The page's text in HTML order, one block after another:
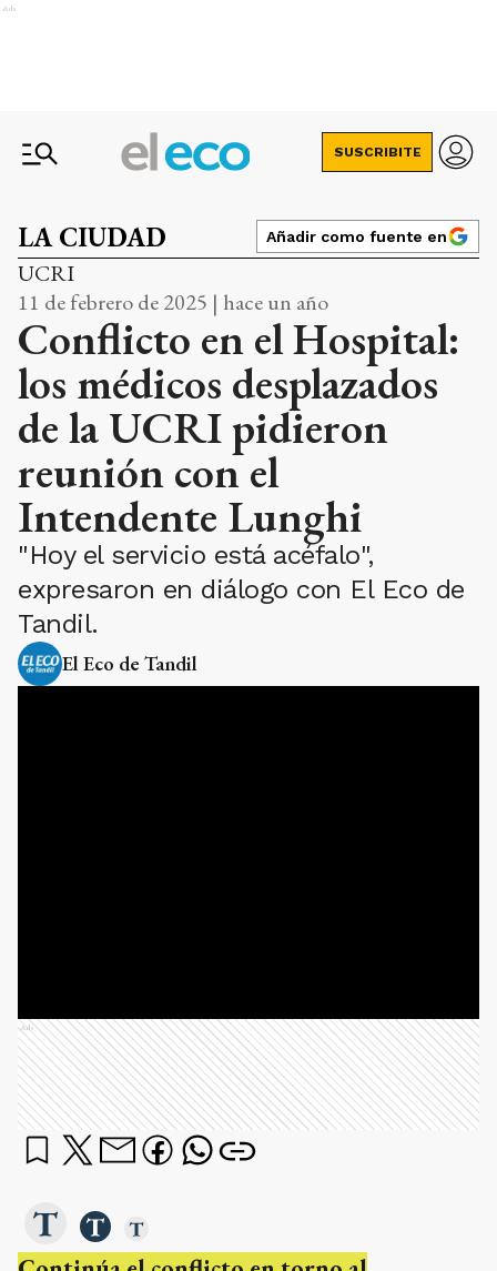
Ads
SUSCRIBITE
LA CIUDAD Añadir como fuente en
UCRI
11 de febrero de 2025 | hace un año
Conflicto en el Hospital:
los médicos desplazados
de la UCRI pidieron
reunión con el
Intendente Lunghi
"Hoy el servicio está acéfalo",
expresaron en diálogo con El Eco de
Tandil.
El Eco de Tandil
Ads